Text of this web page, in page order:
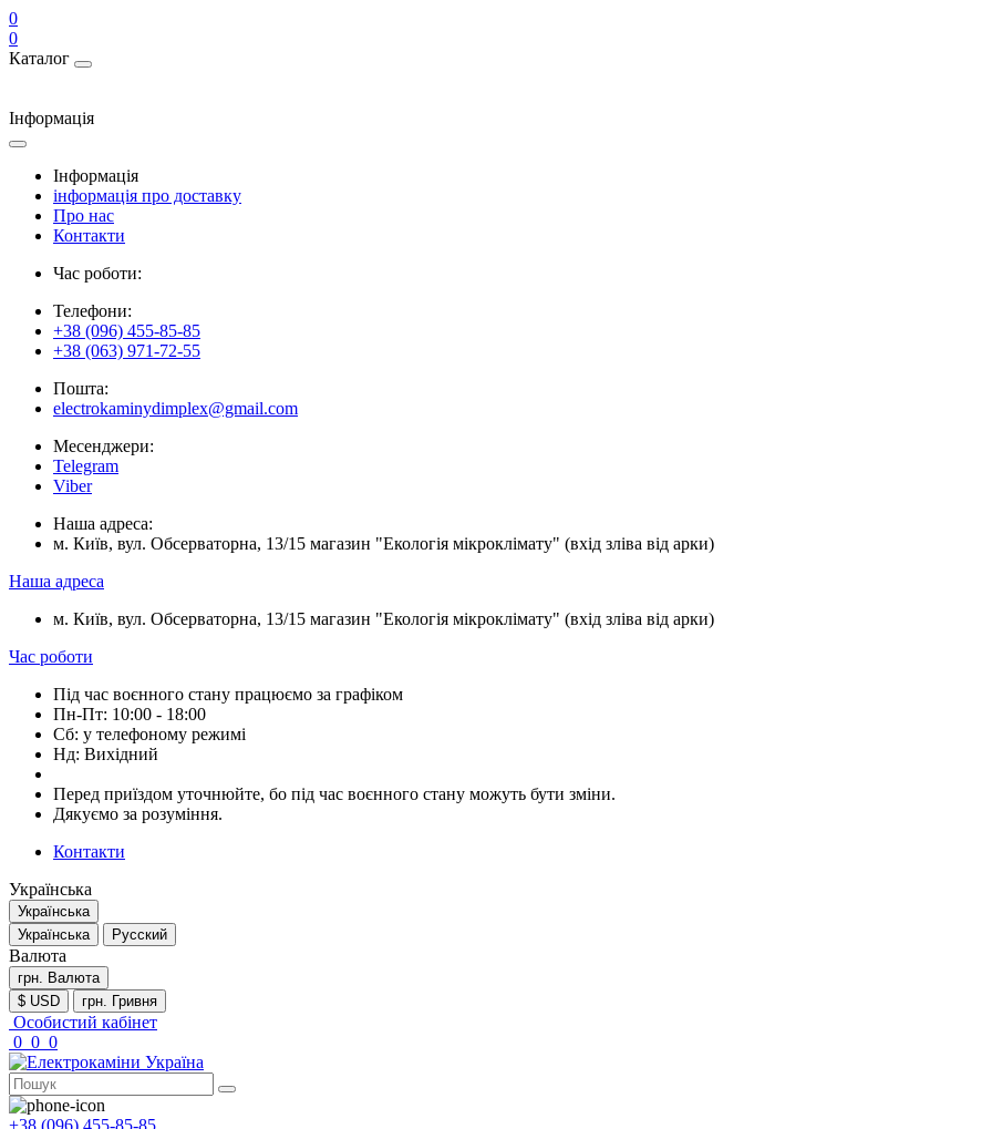
0
0
Каталог
Інформація
Інформація
інформація про доставку
Про нас
Контакти
Час роботи:
Телефони:
+38 (096) 455-85-85
+38 (063) 971-72-55
Пошта:
electrokaminydimplex@gmail.com
Месенджери:
Telegram
Viber
Наша адреса:
м. Київ, вул. Обсерваторна, 13/15 магазин "Екологія мікроклімату" (вхід зліва від арки)
Наша адреса
м. Київ, вул. Обсерваторна, 13/15 магазин "Екологія мікроклімату" (вхід зліва від арки)
Час роботи
Під час воєнного стану працюємо за графіком
Пн-Пт: 10:00 - 18:00
Сб: у телефоному режимі
Нд: Вихідний
Перед приїздом уточнюйте, бо під час воєнного стану можуть бути зміни.
Дякуємо за розуміння.
Контакти
Українська
Українська
Українська
Русский
Валюта
грн. Валюта
$ USD
грн. Гривня
Особистий кабінет
0 0 0
+38 (096) 455-85-85